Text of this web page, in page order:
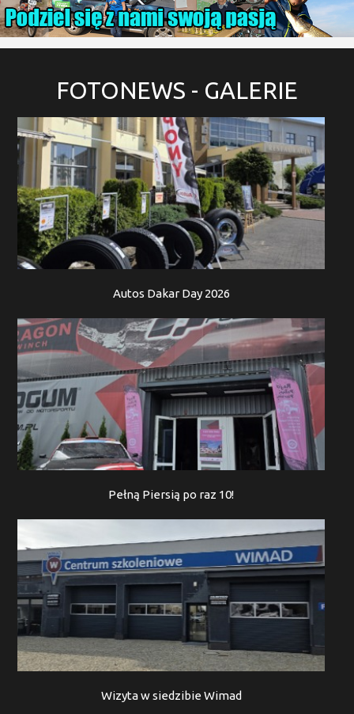
FOTONEWS - GALERIE
Autos Dakar Day 2026
Pełną Piersią po raz 10!
Wizyta w siedzibie Wimad